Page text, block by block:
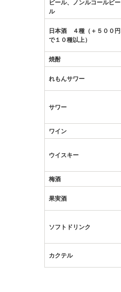
ビール、ノンルコールビー
ル
日本酒 ４種（＋５００円
で１０種以上）
焼酎
れもんサワー
サワー
ワイン
ウイスキー
梅酒
果実酒
ソフトドリンク
カクテル